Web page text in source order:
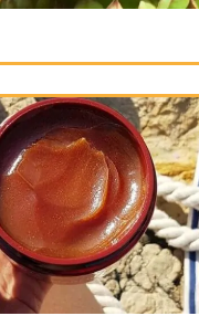
u Sremu:
verovanja